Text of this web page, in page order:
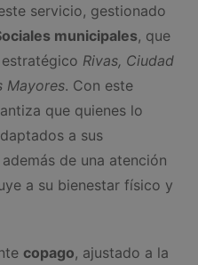
servicio, gestionado
municipales, que
Rivas, Ciudad
Mayores. Con este
que quienes lo
a sus
de una atención
a su bienestar físico y
copago, ajustado a la